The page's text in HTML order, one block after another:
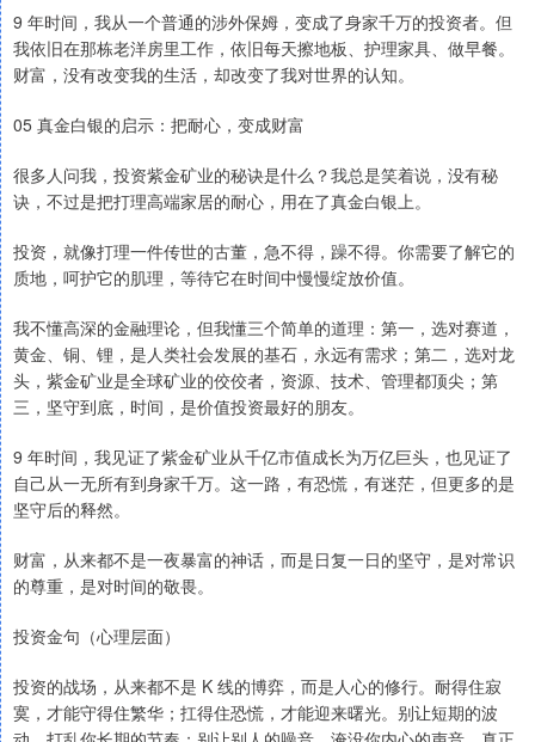
9 年时间，我从一个普通的涉外保姆，变成了身家千万的投资者。但
我依旧在那栋老洋房里工作，依旧每天擦地板、护理家具、做早餐。
财富，没有改变我的生活，却改变了我对世界的认知。
05 真金白银的启示：把耐心，变成财富
很多人问我，投资紫金矿业的秘诀是什么？我总是笑着说，没有秘
诀，不过是把打理高端家居的耐心，用在了真金白银上。
投资，就像打理一件传世的古董，急不得，躁不得。你需要了解它的
质地，呵护它的肌理，等待它在时间中慢慢绽放价值。
我不懂高深的金融理论，但我懂三个简单的道理：第一，选对赛道，
黄金、铜、锂，是人类社会发展的基石，永远有需求；第二，选对龙
头，紫金矿业是全球矿业的佼佼者，资源、技术、管理都顶尖；第
三，坚守到底，时间，是价值投资最好的朋友。
9 年时间，我见证了紫金矿业从千亿市值成长为万亿巨头，也见证了
自己从一无所有到身家千万。这一路，有恐慌，有迷茫，但更多的是
坚守后的释然。
财富，从来都不是一夜暴富的神话，而是日复一日的坚守，是对常识
的尊重，是对时间的敬畏。
投资金句（心理层面）
投资的战场，从来都不是 K 线的博弈，而是人心的修行。耐得住寂
寞，才能守得住繁华；扛得住恐慌，才能迎来曙光。别让短期的波